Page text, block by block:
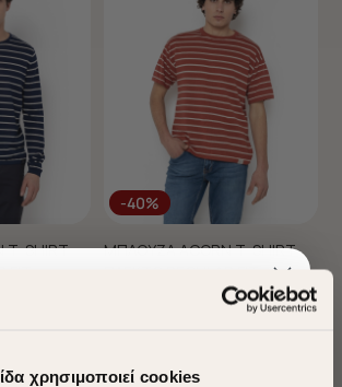
χρησιμοποιεί cookies
T-SHIRT
-40%
ΜΠΛΟΥΖΑ ACORN T-SHIRT
€45,00